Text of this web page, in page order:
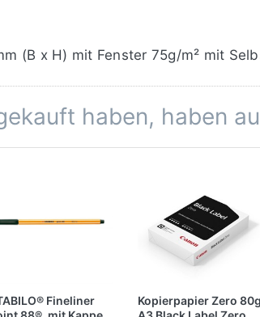
(B x H) mit Fenster 75g/m² mit
haben, haben
Fineliner
Kopierpapier Zero 80g